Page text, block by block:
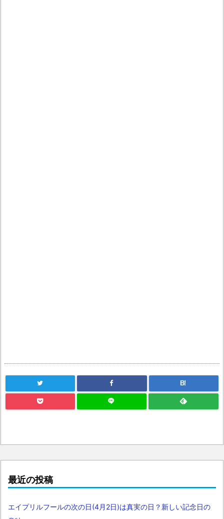
B!
最近の投稿
エイプリルフールの次の日(4月2日)は真実の日？新しい記念日の